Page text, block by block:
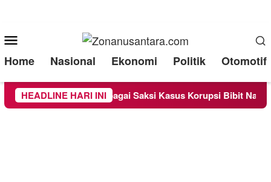
Menu
Home Nasional Ekonomi Politik Otomotif
HEADLINE HARI INI
Diperiksa Sebagai Saksi Kasus Korupsi Bibit Nanas Sulsel